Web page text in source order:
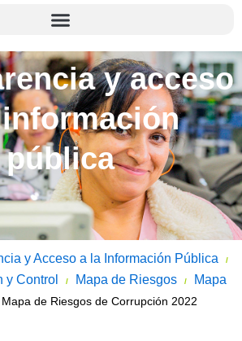
y acceso
pública
y Acceso a la Información Pública /
y Control / Mapa de Riesgos /
Mapa
Mapa de Riesgos de Corrupción 2022